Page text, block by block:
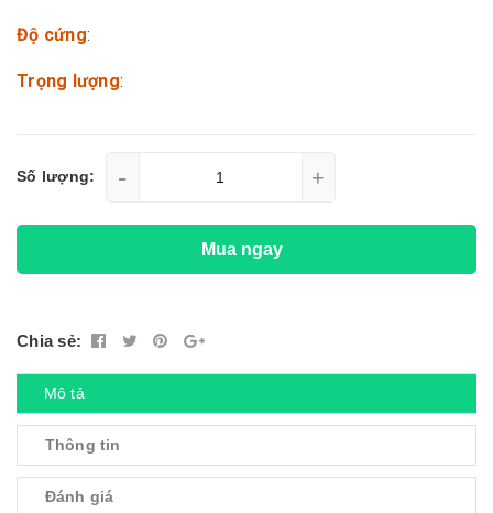
Độ cứng:
Trọng lượng:
Số lượng: - +
Mua ngay
Chia sẻ:
Mô tả
Thông tin
Đánh giá